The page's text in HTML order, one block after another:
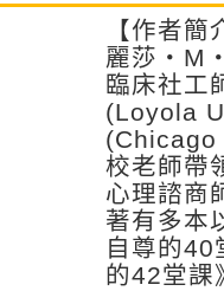
【作者簡
麗莎・M
臨床社工
(Loyola
(Chicago
校老師帶
心理諮商
著有多本
自尊的40
的42堂課